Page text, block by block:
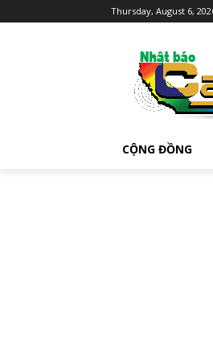
Thursday, August 6,
CỘNG ĐỒNG